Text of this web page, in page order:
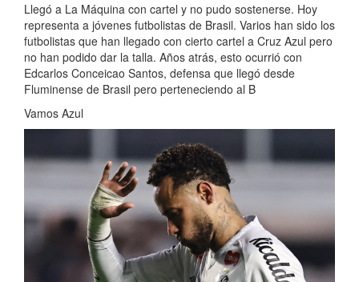
Llegó a La Máquina con cartel y no pudo sostenerse. Hoy
representa a jóvenes futbolistas de Brasil. Varios han sido los
futbolistas que han llegado con cierto cartel a Cruz Azul pero
no han podido dar la talla. Años atrás, esto ocurrió con
Edcarlos Conceicao Santos, defensa que llegó desde
Fluminense de Brasil pero perteneciendo al B
Vamos Azul